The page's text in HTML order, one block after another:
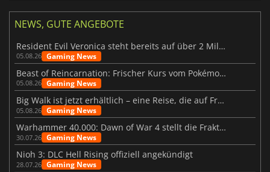
NEWS, GUTE ANGEBOTE
Resident Evil Veronica steht bereits auf über 2 Millionen Wunschlisten
05.08.26 Gaming News
Beast of Reincarnation: Frischer Kurs vom Pokémon-Studio
05.08.26 Gaming News
Big Walk ist jetzt erhältlich – eine Reise, die auf Freundschaft basiert
05.08.26 Gaming News
Warhammer 40.000: Dawn of War 4 stellt die Fraktion der Necrons vor
30.07.26 Gaming News
Nioh 3: DLC Hell Rising offiziell angekündigt
28.07.26 Gaming News